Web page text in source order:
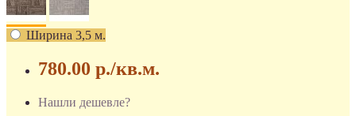
Ширина 3,5 м.
780.00 р./кв.м.
Нашли дешевле?